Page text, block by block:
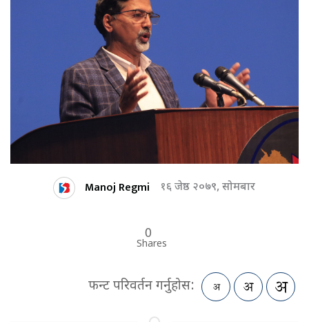
Manoj Regmi १६ जेष्ठ २०७९, सोमबार
0
Shares
फन्ट परिवर्तन गर्नुहोस: